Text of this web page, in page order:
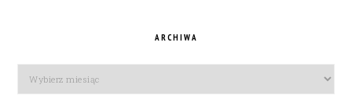
ARCHIWA
Archiwa